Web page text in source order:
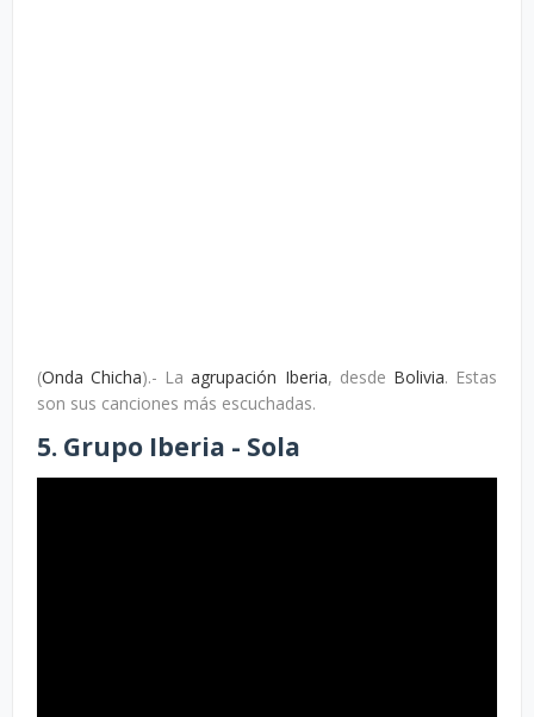
(Onda Chicha).- Laagrupación Iberia, desde Bolivia. Estas
son sus canciones más escuchadas.
5. Grupo Iberia - Sola